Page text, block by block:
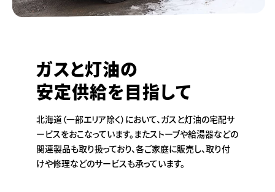
ガスと灯油の
安定供給を目指して
北海道（一部エリア除く）において、ガスと灯油の宅配サ
ービスをおこなっています。またストーブや給湯器などの
関連製品も取り扱っており、各ご家庭に販売し、取り付
けや修理などのサービスも承っています。